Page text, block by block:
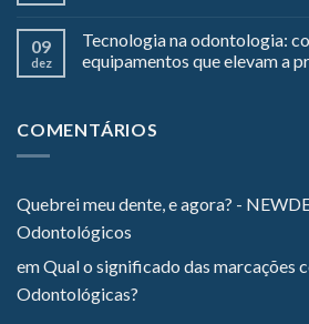
09
dez
Tecnologia na odontologia:
equipamentos que elevam a
COMENTÁRIOS
Quebrei meu dente, e agora? -
Odontológicos
emQual o significado das marcações
Odontológicas?